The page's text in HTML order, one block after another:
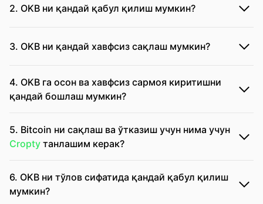
2. OKB ни қандай қабул қилиш мумкин?
3. OKB ни қандай хавфсиз сақлаш мумкин?
4. OKB га осон ва хавфсиз сармоя киритишни
қандай бошлаш мумкин?
5. Bitcoin ни сақлаш ва ўтказиш учун нима учун
Cropty танлашим керак?
6. OKB ни тўлов сифатида қандай қабул қилиш
мумкин?